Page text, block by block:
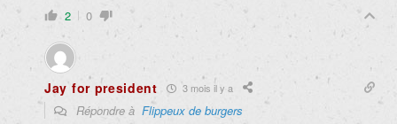
2 0
Jay for president 3 mois il y a
Répondre à Flippeux de burgers